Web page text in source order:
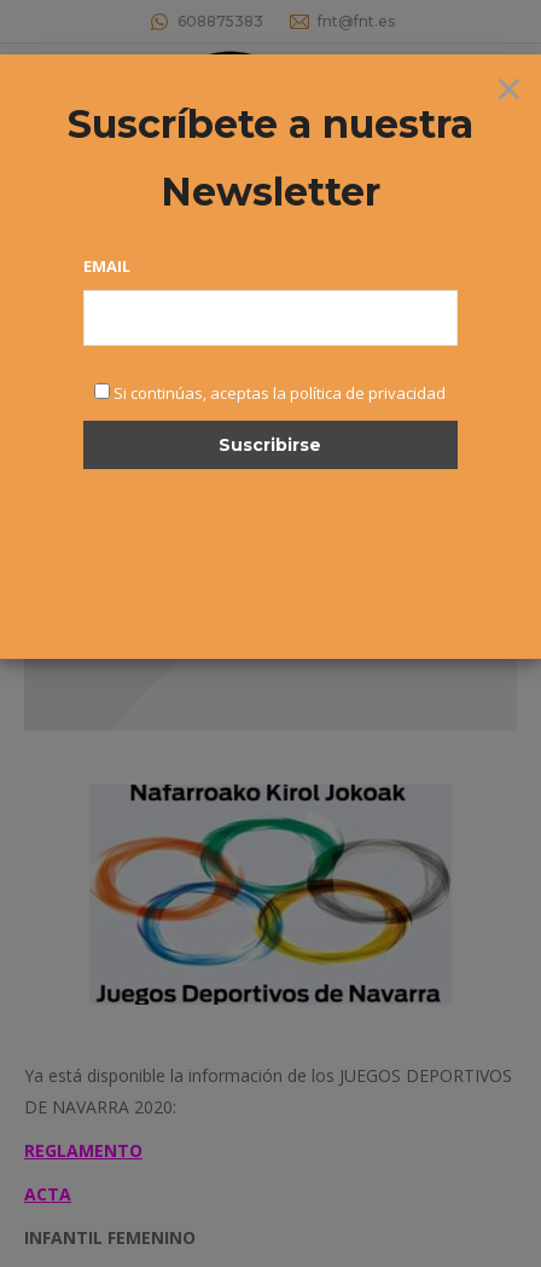
608875383 fnt@fnt.es
Buscar:
JUEGOS DEPORTIVOS DE NAVARRA
Ya está disponible la información de los JUEGOS DEPORTIVOS
DE NAVARRA 2020:
REGLAMENTO
ACTA
INFANTIL FEMENINO
×
Suscríbete a nuestra
Newsletter
EMAIL
Si continúas, aceptas la política de privacidad